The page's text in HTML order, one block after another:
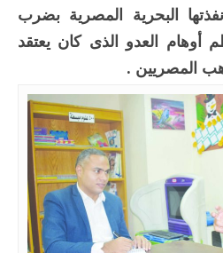
البحرية المصرية بضرب
أوهام العدو الذى كان يعتقد
المصريين .